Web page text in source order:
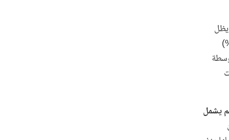
(26%) وعائدات التصدير (107%)
ومتوسطة
الديون الوافدة إلى البلدان منخفضة ومتوسطة الدخل في عام 2016 لم يشمل